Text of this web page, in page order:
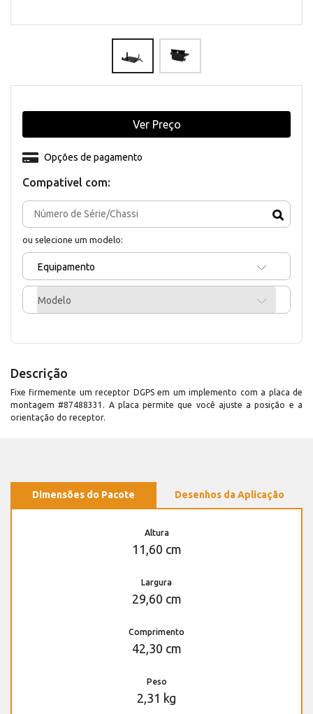
Compativel com:
ou selecione um modelo:
Equipamento
Modelo
Opções de pagamento
Ver Preço
Descrição
Fixe firmemente um receptor DGPS em um implemento com a placa de
montagem #87488331. A placa permite que você ajuste a posição e a
orientação do receptor.
Dimensões do Pacote Desenhos da Aplicação
Altura
11,60 cm
Largura
29,60 cm
Comprimento
42,30 cm
Peso
2,31 kg